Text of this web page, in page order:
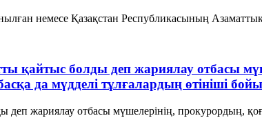
немесе Қазақстан Республикасының
қайтыс болды деп жариялау отбасы
да мүдделі тұлғалардың өтініші
деп жариялау отбасы мүшелерінің, прокурордың,